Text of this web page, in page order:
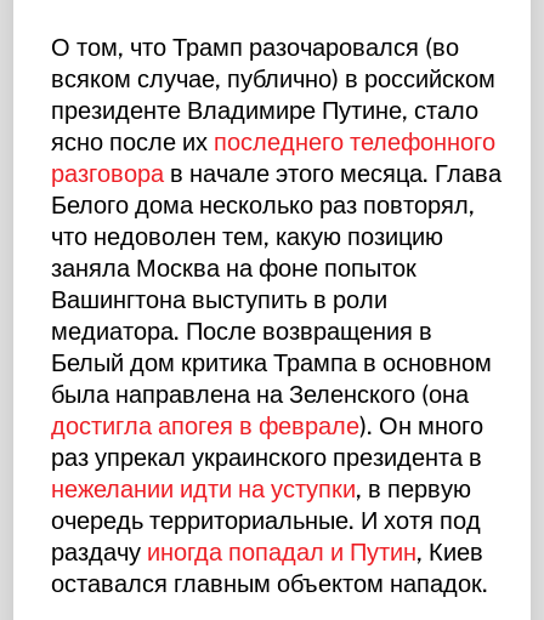
О том, что Трамп разочаровался (во
всяком случае, публично) в российском
президенте Владимире Путине, стало
ясно после их последнего телефонного
разговорав начале этого месяца. Глава
Белого дома несколько раз повторял,
что недоволен тем, какую позицию
заняла Москва на фоне попыток
Вашингтона выступить в роли
медиатора. После возвращения в
Белый дом критика Трампа в основном
была направлена на Зеленского (она
достигла апогея в феврале). Он много
раз упрекал украинского президента в
нежелании идти на уступки, в первую
очередь территориальные. И хотя под
раздачу иногда попадал и Путин, Киев
оставался главным объектом нападок.